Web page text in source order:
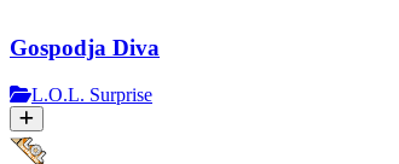
Gospodja Diva
L.O.L. Surprise